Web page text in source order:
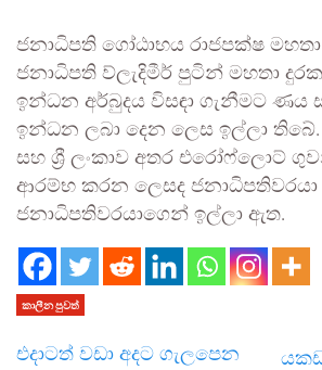
ජනාධිපති ගෝඨාභය රාජපක්ෂ
ජනාධිපති ව්ලැදිමීර් පුටින් මහතා
ඉන්ධන අර්බුදය විසඳා ගැනීමට
ඉන්ධන ලබා දෙන ලෙස ඉල්ලා
සහ ශ්‍රී ලංකාව අතර එරෝෆ්ලොට්
ආරම්භ කරන ලෙසද
ජනාධිපතිවරයාගෙන් ඉල්ලා ඇත.
කාලීන පුවත්
එදාටත් වඩා අදට ගැලපෙන